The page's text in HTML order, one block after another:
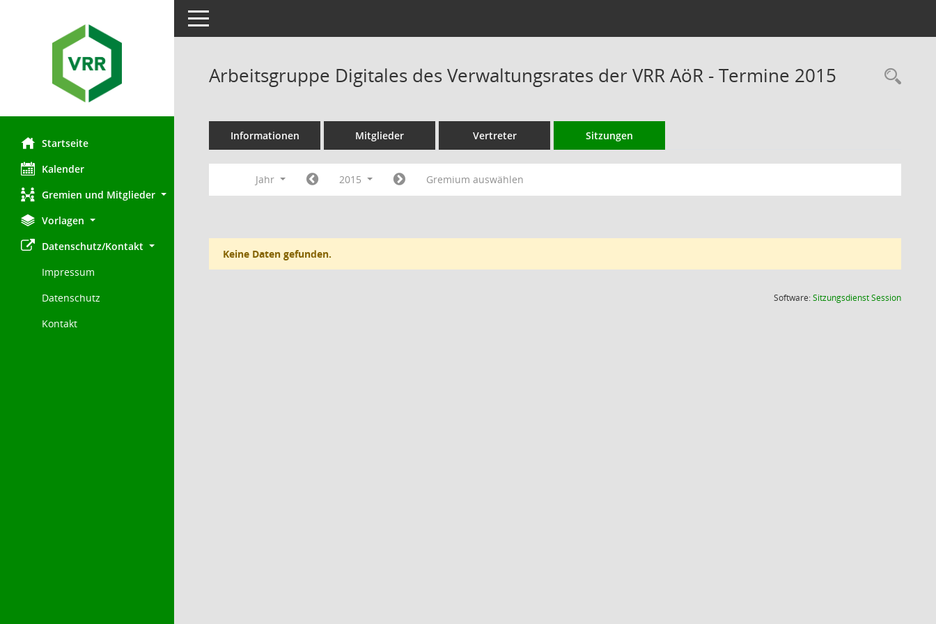
Startseite
Kalender
Gremien und Mitglieder
Vorlagen
Datenschutz/Kontakt
Impressum
Datenschutz
Kontakt
Toggle navigation
Arbeitsgruppe Digitales des Verwaltungsrates der VRR AöR - Termine 2015
Informationen Mitglieder Vertreter Sitzungen
Jahr 2015 Gremium auswählen
Keine Daten gefunden.
Software:SitzungsdienstSession(Wird in